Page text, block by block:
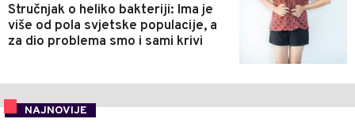
Stručnjak o heliko bakteriji: Ima je
više od pola svjetske populacije, a
za dio problema smo i sami krivi
NAJNOVIJE